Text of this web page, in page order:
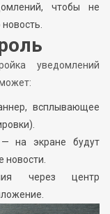
чтобы не
уведомлений
всплывающее
— на экране будут
новости.
через центр